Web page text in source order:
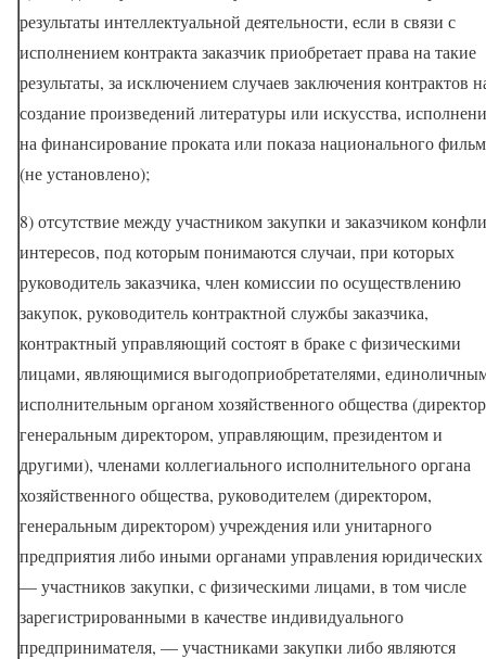
результаты интеллектуальной деятельности, если в связи с
исполнением контракта заказчик приобретает права на такие
результаты, за исключением случаев заключения контрактов
создание произведений литературы или искусства,
на финансирование проката или показа национального
(не установлено);
8) отсутствие между участником закупки и заказчиком
интересов, под которым понимаются случаи, при которых
руководитель заказчика, член комиссии по осуществлению
закупок, руководитель контрактной службы заказчика,
контрактный управляющий состоят в браке с физическими
лицами, являющимися выгодоприобретателями,
исполнительным органом хозяйственного общества
генеральным директором, управляющим, президентом и
другими), членами коллегиального исполнительного органа
хозяйственного общества, руководителем (директором,
генеральным директором) учреждения или унитарного
предприятия либо иными органами управления
— участников закупки, с физическими лицами, в том числе
зарегистрированными в качестве индивидуального
предпринимателя, — участниками закупки либо являются